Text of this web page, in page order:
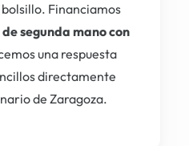
Financiamos
segunda mano con
una respuesta
directamente
de Zaragoza.